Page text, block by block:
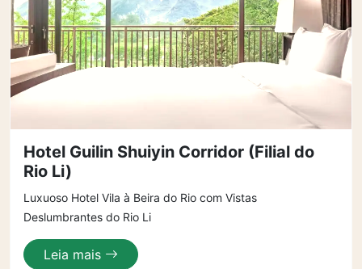
Hotel Guilin Shuiyin Corridor (Filial do
Rio Li)
Luxuoso Hotel Vila à Beira do Rio com Vistas
Deslumbrantes do Rio Li
Leia mais